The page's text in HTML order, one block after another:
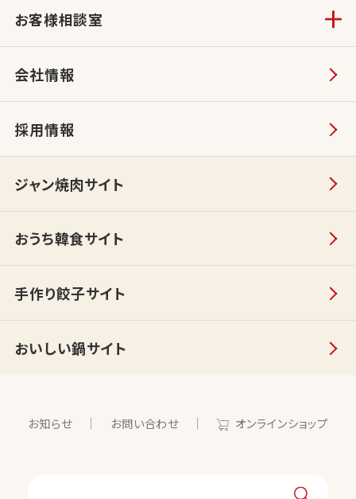
お客様相談室
会社情報
採用情報
ジャン焼肉サイト
おうち韓食サイト
手作り餃子サイト
おいしい鍋サイト
お知らせ お問い合わせ オンラインショップ